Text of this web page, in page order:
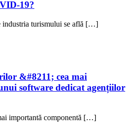
19?
industria turismului se află […]
&#8211; cea mai
software dedicat agențiilor
importantă componentă […]